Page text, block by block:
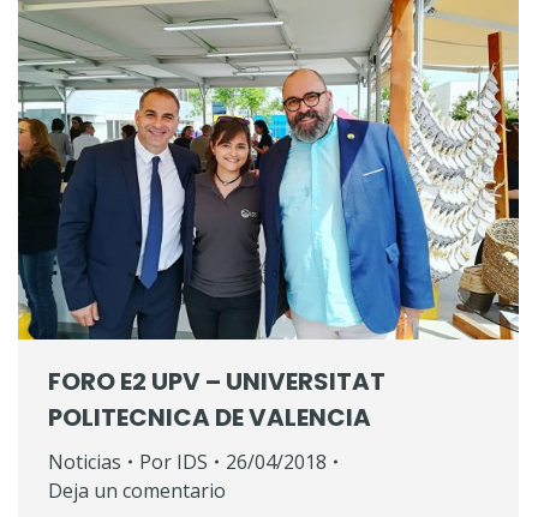
FORO E2 UPV – UNIVERSITAT
POLITECNICA DE VALENCIA
Noticias Por IDS
26/04/2018
Deja un comentario